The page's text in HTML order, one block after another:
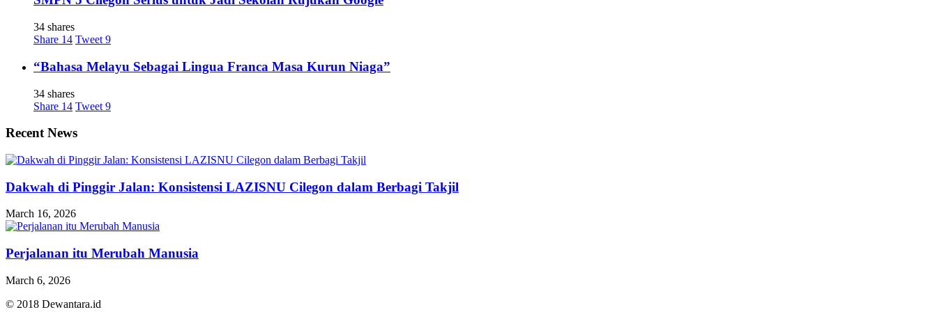
34 shares
Share 14 Tweet 9
“Bahasa Melayu Sebagai Lingua Franca Masa Kurun Niaga”
34 shares
Share 14 Tweet 9
Recent News
Dakwah di Pinggir Jalan: Konsistensi LAZISNU Cilegon dalam Berbagi Takjil
March 16, 2026
Perjalanan itu Merubah Manusia
March 6, 2026
© 2018 Dewantara.id